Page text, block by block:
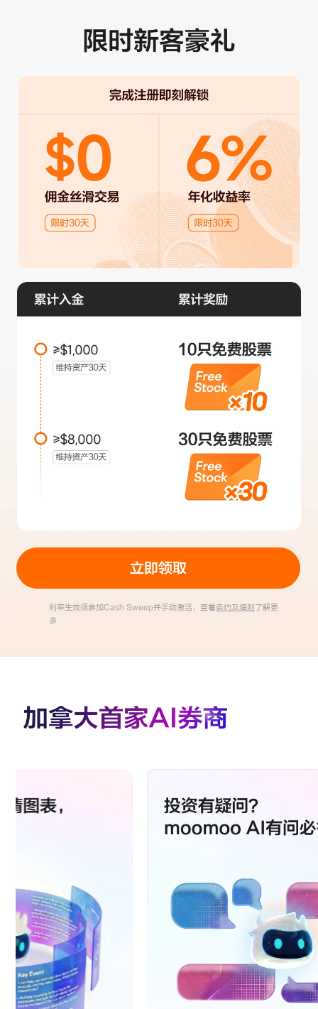
利率生效须参加Cash Sweep并手动激活，查看条约及细则 了解更
多
立即领取